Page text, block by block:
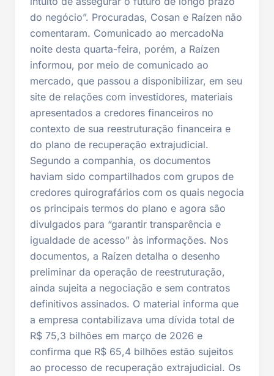
do negócio”. Procuradas, Cosan e Raízen não
comentaram. Comunicado ao mercadoNa
noite desta quarta-feira, porém, a Raízen
informou, por meio de comunicado ao
mercado, que passou a disponibilizar, em seu
site de relações com investidores, materiais
apresentados a credores financeiros no
contexto de sua reestruturação financeira e
do plano de recuperação extrajudicial.
Segundo a companhia, os documentos
haviam sido compartilhados com grupos de
credores quirografários com os quais negocia
os principais termos do plano e agora são
divulgados para “garantir transparência e
igualdade de acesso” às informações. Nos
documentos, a Raízen detalha o desenho
preliminar da operação de reestruturação,
ainda sujeita a negociação e sem contratos
definitivos assinados. O material informa que
a empresa contabilizava uma dívida total de
R$ 75,3 bilhões em março de 2026 e
confirma que R$ 65,4 bilhões estão sujeitos
ao processo de recuperação extrajudicial. Os